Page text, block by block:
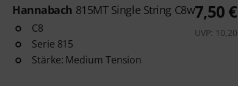
Hannabach 815MT Single String C8w
C8
Serie 815
Stärke: Medium Tension
7,50€
UVP: 10,20